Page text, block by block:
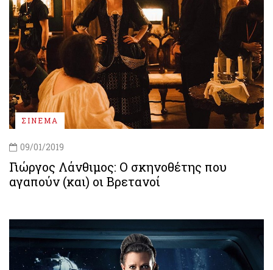
ΣΙΝΕΜΑ
09/01/2019
Γιώργος Λάνθιμος: Ο σκηνοθέτης που
αγαπούν (και) οι Βρετανοί